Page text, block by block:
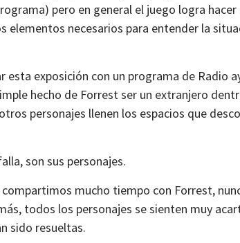
pero en general el juego logra
elementos necesarios para entender la
exposición con un programa de Radio
hecho de Forrest ser un extranjero
personajes llenen los espacios que
son sus personajes.
mucho tiempo con Forrest,
todos los personajes se sienten muy
sido resueltas.